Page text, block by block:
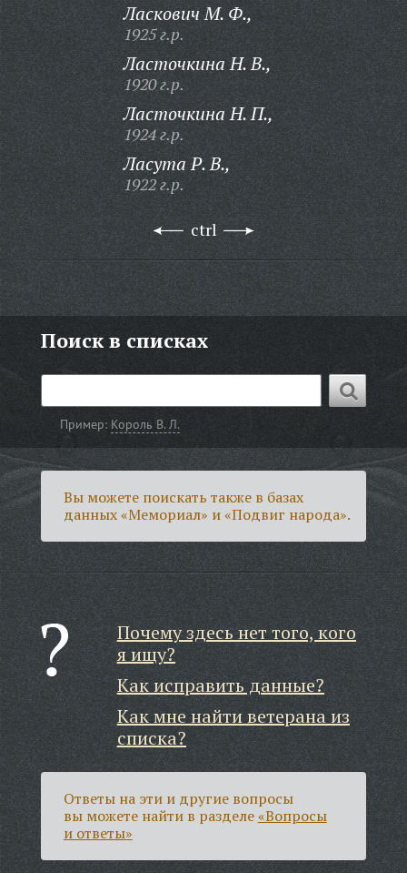
Ласкович М. Ф.,
1925 г.р.
Ласточкина Н. В.,
1920 г.р.
Ласточкина Н. П.,
1924 г.р.
Ласута Р. В.,
1922 г.р.
ctrl
Поиск в списках
Пример: Король В. Л.
Вы можете поискать также в базах
данных «Мемориал» и «Подвиг народа».
Почему здесь нет того, кого
я ищу?
Как исправить данные?
Как мне найти ветерана из
списка?
Ответы на эти и другие вопросы
вы можете найти в разделе«Вопросы
и ответы»